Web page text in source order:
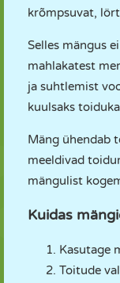
krõmpsuvat,
Selles mängus
mahlakatest
ja suhtlemist
kuulsaks
Mäng ühendab
meeldivad
mängulist
Kuidas
Kasutage
Toitude